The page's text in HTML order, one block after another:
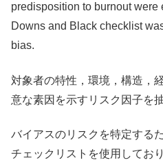
predisposition to burnout were
Downs and Black checklist
bias.
対象者の特性，環境，構造，
意な素因を示すリスク因子を
バイアスのリスクを特定する
チェックリストを使用してお